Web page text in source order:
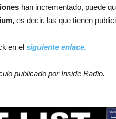
han incrementado, puede
es decir, las que tienen
en el siguiente enlace.
publicado por Inside Radio.